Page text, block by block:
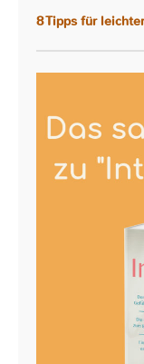
8 Tipps für